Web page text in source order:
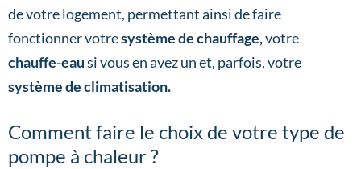
de votre logement, permettant ainsi de faire
fonctionner votresystème de chauffage,votre
chauffe-eausi vous en avez un et, parfois, votre
système de climatisation.
Comment faire le choix de votre type de
pompe à chaleur ?